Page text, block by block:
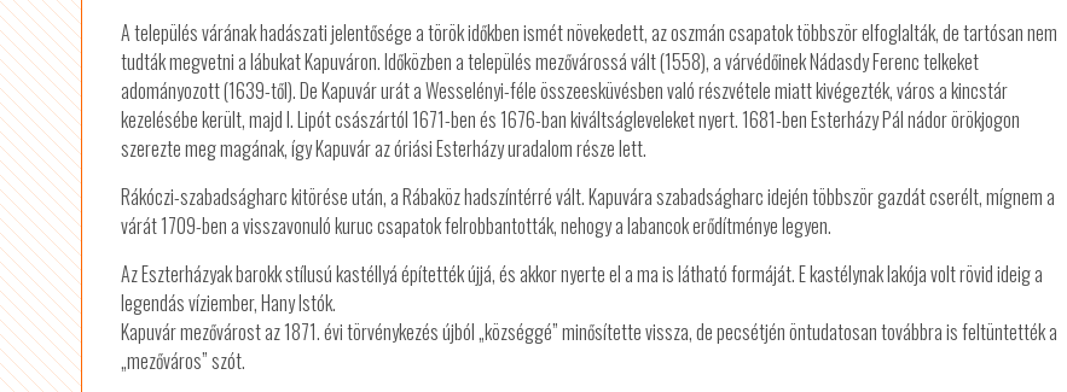
A település várának hadászati jelentősége a török időkben ismét növekedett, az oszmán csapatok többször elfoglalták, de tartósan nem
tudták megvetni a lábukat Kapuváron. Időközben a település mezővárossá vált (1558), a várvédőinek Nádasdy Ferenc telkeket
adományozott (1639-től). De Kapuvár urát a Wesselényi-féle összeesküvésben való részvétele miatt kivégezték, város a kincstár
kezelésébe került, majd I. Lipót császártól 1671-ben és 1676-ban kiváltságleveleket nyert. 1681-ben Esterházy Pál nádor örökjogon
szerezte meg magának, így Kapuvár az óriási Esterházy uradalom része lett.
Rákóczi-szabadságharc kitörése után, a Rábaköz hadszíntérré vált. Kapuvára szabadságharc idején többször gazdát cserélt, mígnem a
várát 1709-ben a visszavonuló kuruc csapatok felrobbantották, nehogy a labancok erődítménye legyen.
Az Eszterházyak barokk stílusú kastéllyá építették újjá, és akkor nyerte el a ma is látható formáját. E kastélynak lakója volt rövid ideig a
legendás víziember, Hany Istók.
Kapuvár mezővárost az 1871. évi törvénykezés újból „községgé” minősítette vissza, de pecsétjén öntudatosan továbbra is feltüntették a
„mezőváros” szót.